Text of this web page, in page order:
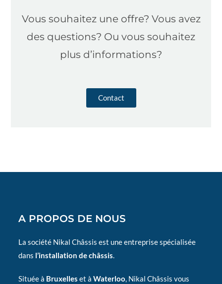
Vous souhaitez une offre? Vous avez
des questions? Ou vous souhaitez
plus d’informations?
Contact
A PROPOS DE NOUS
La société Nikal Châssis est une entreprise spécialisée
dans l’installation de châssis.
Située à Bruxelles et àWaterloo, Nikal Châssis vous